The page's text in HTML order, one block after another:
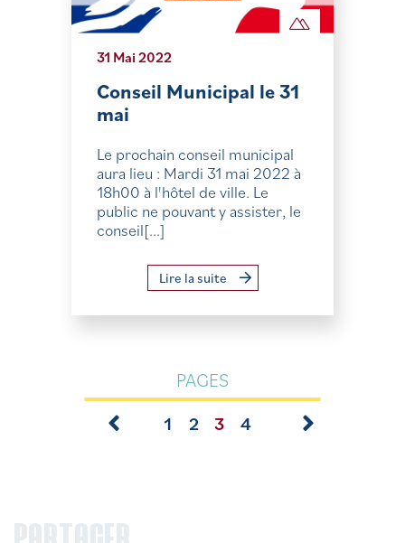
31 Mai 2022
Conseil Municipal le 31
mai
Le prochain conseil municipal
aura lieu : Mardi 31 mai 2022 à
18h00 à l'hôtel de ville. Le
public ne pouvant y assister, le
conseil[...]
Lire la suite
PAGES
1 2 3 4